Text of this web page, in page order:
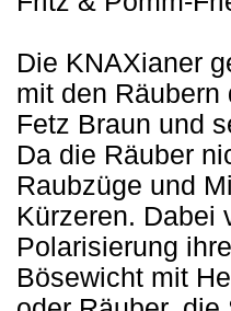
Die KNAXianer
mit den Räubern
Fetz Braun und
Da die Räuber
Raubzüge und
Kürzeren. Dabei
Polarisierung
Bösewicht mit